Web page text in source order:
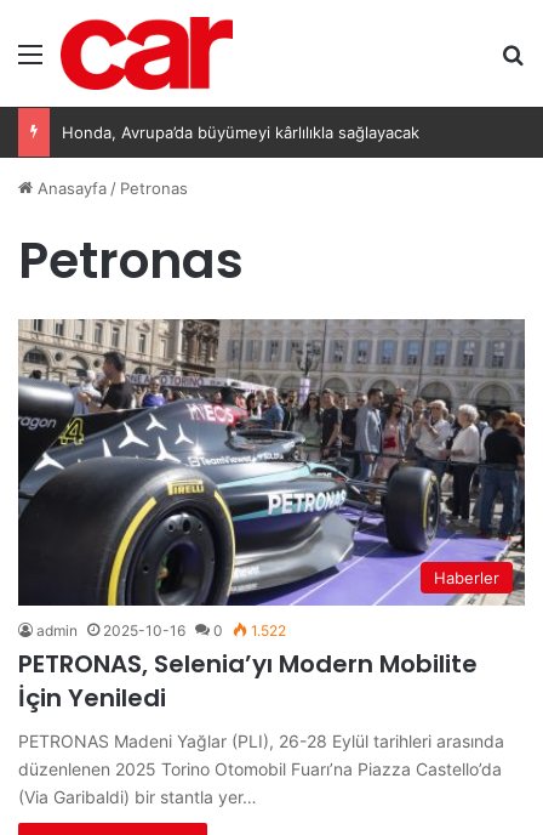
Menü
Honda, Avrupa’da büyümeyi kârlılıkla sağlayacak
Anasayfa / Petronas
Petronas
Haberler
admin 2025-10-16 0 1.522
PETRONAS, Selenia’yı Modern Mobilite
İçin Yeniledi
PETRONAS Madeni Yağlar (PLI), 26-28 Eylül tarihleri arasında
düzenlenen 2025 Torino Otomobil Fuarı’na Piazza Castello’da
(Via Garibaldi) bir stantla yer…